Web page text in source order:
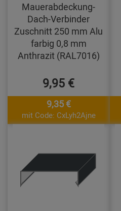
Mauerabdeckung-
Dach-Verbinder
Zuschnitt 250 mm Alu
farbig 0,8 mm
Anthrazit (RAL7016)
9,95 €
9,35 €
mit Code: CxLyh2Ajne